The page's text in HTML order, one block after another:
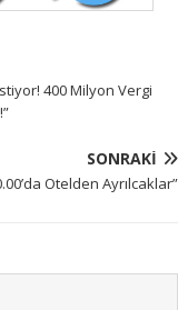
400 Milyon Vergi
SONRAKI
Otelden Ayrılcaklar”